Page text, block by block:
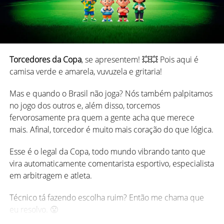
Conhecida como “Madame Moustache”, Dumont
era uma jogadora profissional de cartas no Oeste
americano do século XIX. Ela ficou famosa por suas
seu próprio cassino em Nevada.
*Principais diferenças entre Truco Mineiro x Truco Paulista
x Truco Espanhol (Gaudério)
O jogo é disputado por quatro jogadores, divididos em
você joga sempre em parceria com quem está à sua
frente.
O objetivo é simples:ser a primeira dupla a alcançar 24
pontos.
A partida é composta por várias “mãos”, e cada mão vale
“trucadas” acontecem durante cada rodada.
Ou seja, o truco gaudério segue a estrutura básica:
Jogadores: 4 (duas duplas)
Torcedores da Copa, se apresentem! 💥💥 Pois aqui é
camisa verde e amarela, vuvuzela e gritaria!
Mas e quando o Brasil não joga? Nós também palpitamos
no jogo dos outros e, além disso, torcemos
fervorosamente pra quem a gente acha que merece
mais. Afinal, torcedor é muito mais coração do que lógica.
Esse é o legal da Copa, todo mundo vibrando tanto que
vira automaticamente comentarista esportivo, especialista
em arbitragem e atleta.
Técnico tá fazendo escolha ruim? Então me chama que
eu resolvo. 😤